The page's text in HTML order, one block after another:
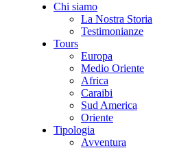
Chi siamo
La Nostra Storia
Testimonianze
Tours
Europa
Medio Oriente
Africa
Caraibi
Sud America
Oriente
Tipologia
Avventura